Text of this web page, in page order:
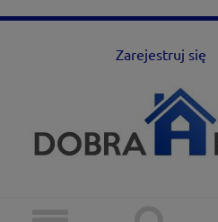
Zarejestruj się